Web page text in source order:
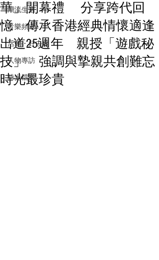
潮流生活
音樂頻道
活動・好去處
人物專訪
時光檔案
華」開幕禮 分享跨代回
憶 傳承香港經典情懷適逢
出道25週年 親授「遊戲秘
技」 強調與摯親共創難忘
時光最珍貴